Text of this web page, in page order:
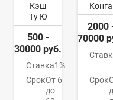
Кэш
Ту Ю
500 -
30000 руб.
Ставка1%
СрокОт 6
до
Конга
2000
70000
Срок